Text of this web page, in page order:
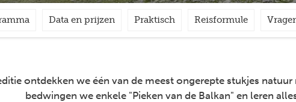
Data en prijzen Praktisch Reisformule
ontdekken we één van de meest ongerepte stukjes
bedwingen we enkele "Pieken van de Balkan" en leren